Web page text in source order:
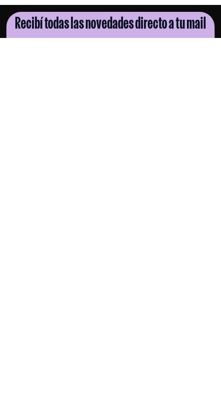
Recibí todas las novedades directo a tu mail